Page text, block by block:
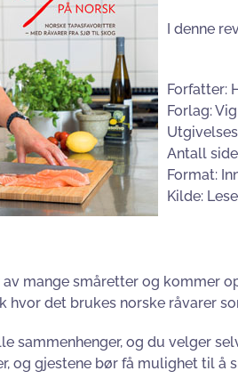
I denne
Forfatter:
Forlag:
Antall
Format:
Kilde:
av mange småretter og kommer
hvor det brukes norske råvarer
sammenhenger, og du velger
og gjestene bør få mulighet til å